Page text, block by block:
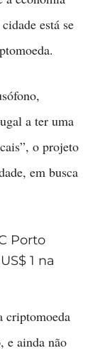
está se
a ter uma
o projeto
em busca
Porto
1 na
criptomoeda
e ainda não